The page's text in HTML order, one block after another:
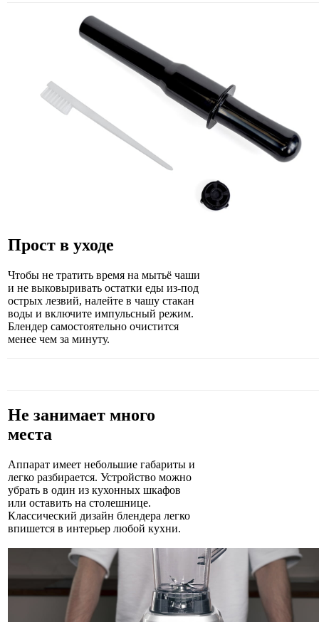
Прост в уходе
Чтобы не тратить время на мытьё чаши
и не выковыривать остатки еды из-под
острых лезвий, налейте в чашу стакан
воды и включите импульсный режим.
Блендер самостоятельно очистится
менее чем за минуту.
Не занимает много
места
​Аппарат имеет небольшие габариты и
легко разбирается. Устройство можно
убрать в один из кухонных шкафов
или оставить на столешнице.
Классический дизайн блендера легко
впишется в интерьер любой кухни.